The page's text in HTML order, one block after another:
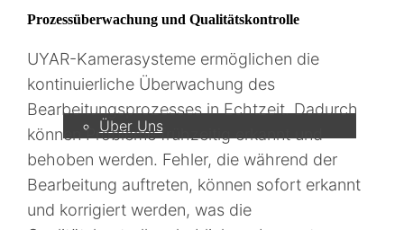
Unternehmen
Über Uns
Prozessüberwachung und Qualitätskontrolle
UYAR-Kamerasysteme ermöglichen die
kontinuierliche Überwachung des
Bearbeitungsprozesses in Echtzeit. Dadurch
können Probleme frühzeitig erkannt und
behoben werden. Fehler, die während der
Bearbeitung auftreten, können sofort erkannt
und korrigiert werden, was die